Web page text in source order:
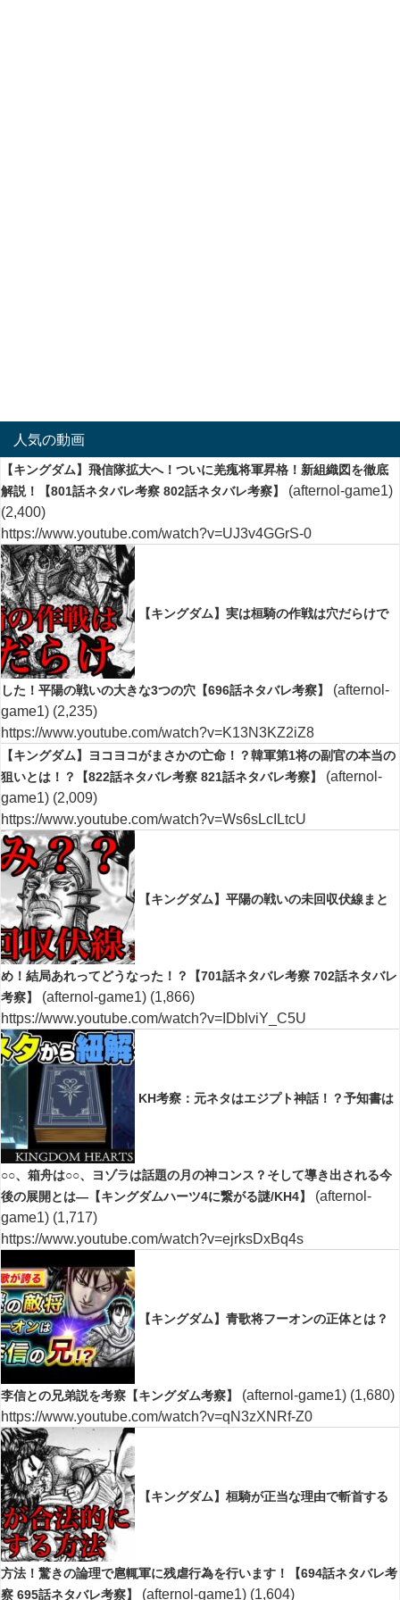
人気の動画
【キングダム】飛信隊拡大へ！ついに羌瘣将軍昇格！新組織図を徹底
解説！【801話ネタバレ考察 802話ネタバレ考察】
(afternol-game1)
(2,400)
https://www.youtube.com/watch?v=UJ3v4GGrS-0
【キングダム】実は桓騎の作戦は穴だらけで
した！平陽の戦いの大きな3つの穴【696話ネタバレ考察】
(afternol-
game1) (2,235)
https://www.youtube.com/watch?v=K13N3KZ2iZ8
【キングダム】ヨコヨコがまさかの亡命！？韓軍第1将の副官の本当の
狙いとは！？【822話ネタバレ考察 821話ネタバレ考察】
(afternol-
game1) (2,009)
https://www.youtube.com/watch?v=Ws6sLcILtcU
【キングダム】平陽の戦いの未回収伏線まと
め！結局あれってどうなった！？【701話ネタバレ考察 702話ネタバレ
考察】
(afternol-game1) (1,866)
https://www.youtube.com/watch?v=IDblviY_C5U
KH考察：元ネタはエジプト神話！？予知書は
○○、箱舟は○○、ヨゾラは話題の月の神コンス？そして導き出される今
後の展開とは―【キングダムハーツ4に繋がる謎/KH4】
(afternol-
game1) (1,717)
https://www.youtube.com/watch?v=ejrksDxBq4s
【キングダム】青歌将フーオンの正体とは？
李信との兄弟説を考察【キングダム考察】 (afternol-game1) (1,680)
https://www.youtube.com/watch?v=qN3zXNRf-Z0
【キングダム】桓騎が正当な理由で斬首する
方法！驚きの論理で扈輒軍に残虐行為を行います！【694話ネタバレ考
察 695話ネタバレ考察】
(afternol-game1) (1,604)